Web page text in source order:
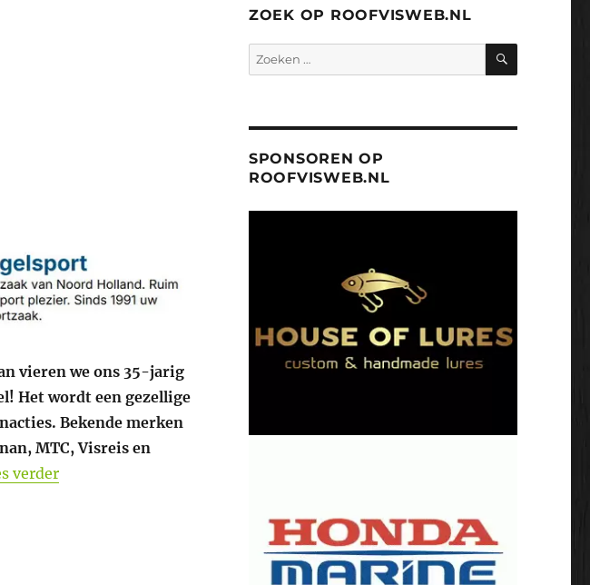
vieren we ons 35-jarig
Het wordt een gezellige
Bekende merken
MTC, Visreis en
verder“Zaterdag 23 mei, 35 jaar Nipro!”
ZOEK OP ROOFVISWEB.NL
Zoeken
naar:
ZOEKEN
SPONSOREN OP
ROOFVISWEB.NL